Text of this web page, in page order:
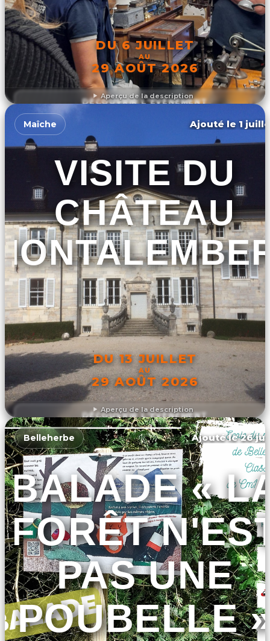
Aperçu de la description
DU 6 JUILLET
AU
29 AOÛT 2026
DÉCOUVRIR L'ÉVÉNEMENT
Aperçu de la description
Maîche Ajouté le 1
VISITE DU
CHÂTEAU
DU 13 JUILLET
AU
29 AOÛT 2026
DÉCOUVRIR L'ÉVÉNEMENT
Belleherbe Ajouté le 26
BALADE «
FORÊT
PAS UNE
POUBELLE